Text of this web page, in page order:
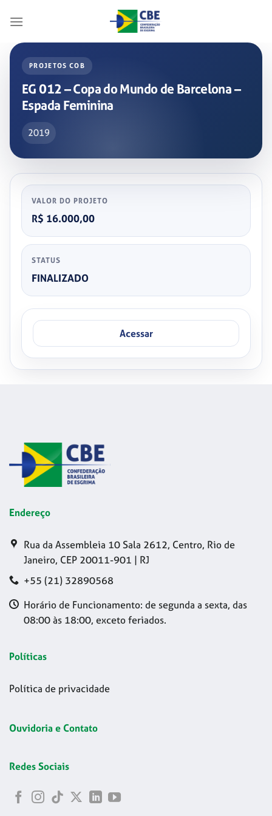
PROJETOS COB
EG 012 – Copa do Mundo de Barcelona –
Espada Feminina
2019
VALOR DO PROJETO
R$ 16.000,00
STATUS
FINALIZADO
Acessar
Endereço
Rua da Assembleia 10 Sala 2612, Centro, Rio de
Janeiro, CEP 20011-901 | RJ
+55 (21) 32890568
Horário de Funcionamento: de segunda a sexta, das
08:00 às 18:00, exceto feriados.
Políticas
Política de privacidade
Ouvidoria e Contato
Redes Sociais